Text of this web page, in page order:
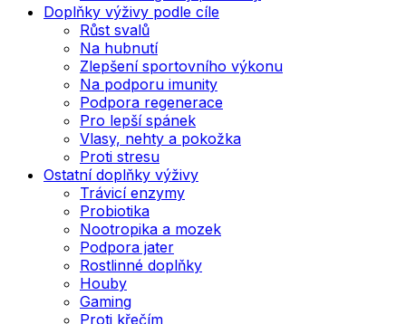
Doplňky výživy podle cíle
Růst svalů
Na hubnutí
Zlepšení sportovního výkonu
Na podporu imunity
Podpora regenerace
Pro lepší spánek
Vlasy, nehty a pokožka
Proti stresu
Ostatní doplňky výživy
Trávicí enzymy
Probiotika
Nootropika a mozek
Podpora jater
Rostlinné doplňky
Houby
Gaming
Proti křečím